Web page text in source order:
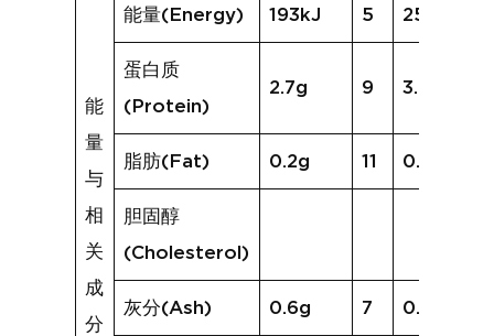
能
量
与
相
关
成
分
能量(Energy) 193kJ 5 251kJ
蛋白质
(Protein)
2.7g 9 3.6g
脂肪(Fat) 0.2g 11 0.6g
胆固醇
(Cholesterol)
灰分(Ash) 0.6g 7 0.7g